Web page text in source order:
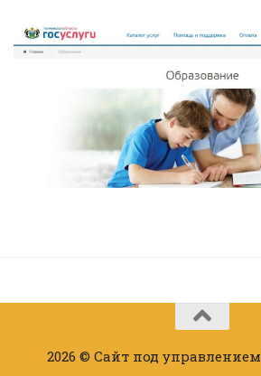
2026 © Сайт под управлением